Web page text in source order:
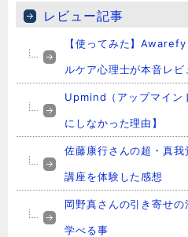
レビュー記事
【使ってみた】
ルケア心理士が本音レビ
Upmind（アップマイン
にしなかった理由】
佐藤康行さんの超・真
講座を体験した感想
岡野真さんの引き寄せ
学べる事